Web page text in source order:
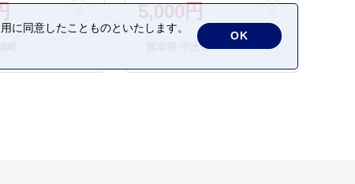
5,000円
熊本県 宇土市
に同意したことものといたします。
OK